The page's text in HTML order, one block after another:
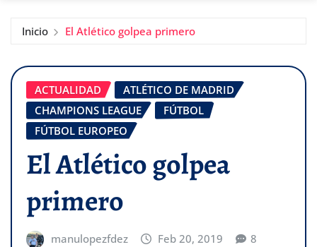
Inicio El Atlético golpea primero
ACTUALIDAD
ATLÉTICO DE MADRID
CHAMPIONS LEAGUE
FÚTBOL
FÚTBOL EUROPEO
El Atlético golpea
primero
manulopezfdez Feb 20, 2019 8